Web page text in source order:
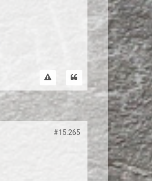
#15.265